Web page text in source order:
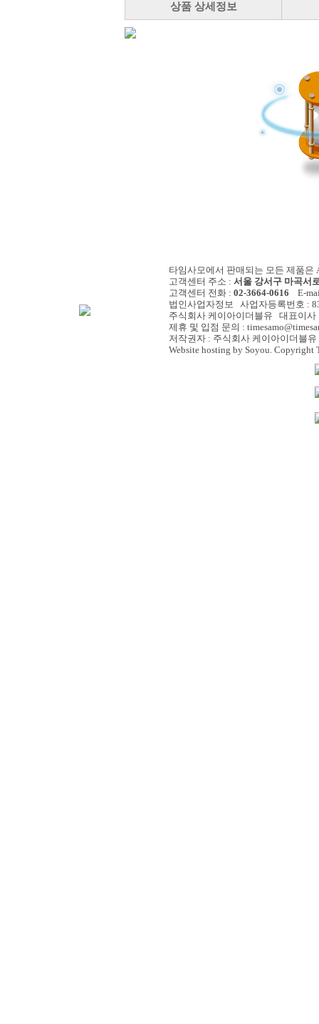
상품 상세정보
타임사모에서 판매되는 모든 제품은
고객센터 주소 : 서울 강서구 마곡서
고객센터 전화 : 02-3664-0616 E-
법인사업자정보 사업자등록번호 :
주식회사 케이아이더블유 대표이
제휴 및 입점 문의 :
저작권자 : 주식회사 케이아이더블
Website hosting by Soyou. Copyright